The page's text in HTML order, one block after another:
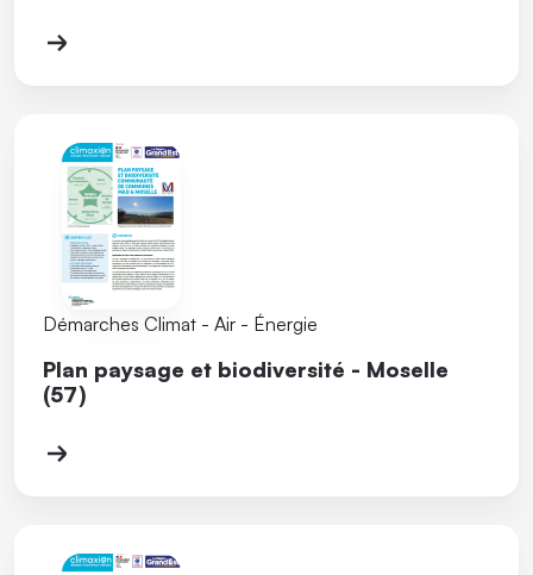
Démarches Climat - Air - Énergie
Plan paysage et biodiversité - Moselle
(57)